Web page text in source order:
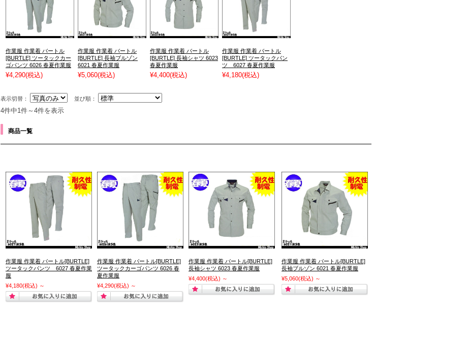
作業服 作業着 バートル
[BURTLE] ツータックカー
ゴパンツ 6026 春夏作業服
¥4,290(税込)
作業服 作業着 バートル
[BURTLE] 長袖ブルゾン
6021 春夏作業服
¥5,060(税込)
作業服 作業着 バートル
[BURTLE] 長袖シャツ 6023
春夏作業服
¥4,400(税込)
作業服 作業着 バートル
[BURTLE] ツータックパン
ツ 6027 春夏作業服
¥4,180(税込)
表示切替： 並び順：
4件中1件～4件を表示
商品一覧
作業服 作業着 バートル[BURTLE]
ツータックパンツ 6027 春夏作業
服
¥4,180(税込) ～
作業服 作業着 バートル[BURTLE]
ツータックカーゴパンツ 6026 春
夏作業服
¥4,290(税込) ～
作業服 作業着 バートル[BURTLE]
長袖シャツ 6023 春夏作業服
¥4,400(税込) ～
作業服 作業着 バートル[BURTLE]
長袖ブルゾン 6021 春夏作業服
¥5,060(税込) ～